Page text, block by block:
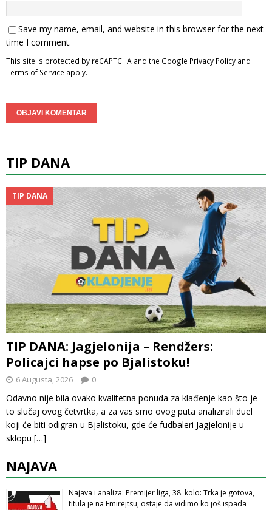
Save my name, email, and website in this browser for the next
time I comment.
This site is protected by reCAPTCHA and the Google Privacy Policy and
Terms of Service apply.
TIP DANA
TIP DANA
TIP DANA: Jagjelonija – Rendžers:
Policajci hapse po Bjalistoku!
6 Augusta, 2026 0
Odavno nije bila ovako kvalitetna ponuda za klađenje kao što je
to slučaj ovog četvrtka, a za vas smo ovog puta analizirali duel
koji će biti odigran u Bjalistoku, gde će fudbaleri Jagjelonije u
sklopu […]
NAJAVA
Najava i analiza: Premijer liga, 38. kolo: Trka je gotova,
titula je na Emirejtsu, ostaje da vidimo ko još ispada